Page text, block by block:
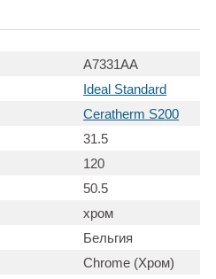
A7331AA
Ideal Standard
Ceratherm S200
31.5
120
50.5
хром
Бельгия
Chrome (Хром)